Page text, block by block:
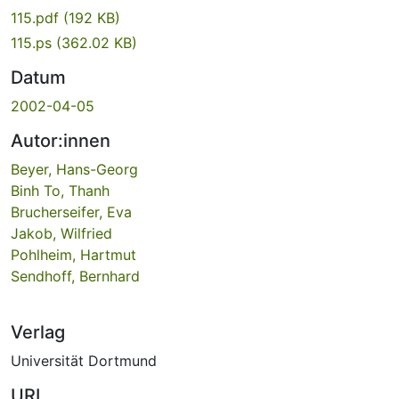
115.pdf (192 KB)
115.ps (362.02 KB)
Datum
2002-04-05
Autor:innen
Beyer, Hans-Georg
Binh To, Thanh
Brucherseifer, Eva
Jakob, Wilfried
Pohlheim, Hartmut
Sendhoff, Bernhard
Verlag
Universität Dortmund